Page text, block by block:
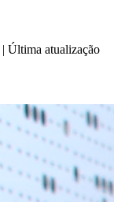
| Última atualização